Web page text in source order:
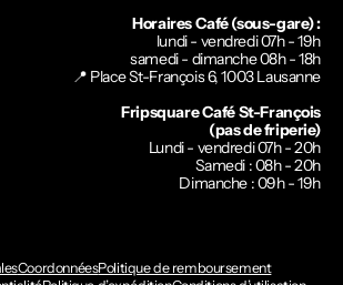
Horaires Café (sous-gare) :
lundi - vendredi 07h - 19h
samedi - dimanche 08h - 18h
📍 Place St-François 6, 1003 Lausanne
Fripsquare Café St-François
(pas de friperie)
Lundi - vendredi 07h - 20h
Samedi : 08h - 20h
Dimanche : 09h - 19h
CoordonnéesPolitique de remboursement